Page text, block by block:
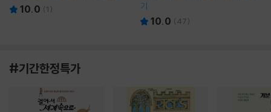
10.0 (1 )
기
10.0 (47)
#기간한정특가